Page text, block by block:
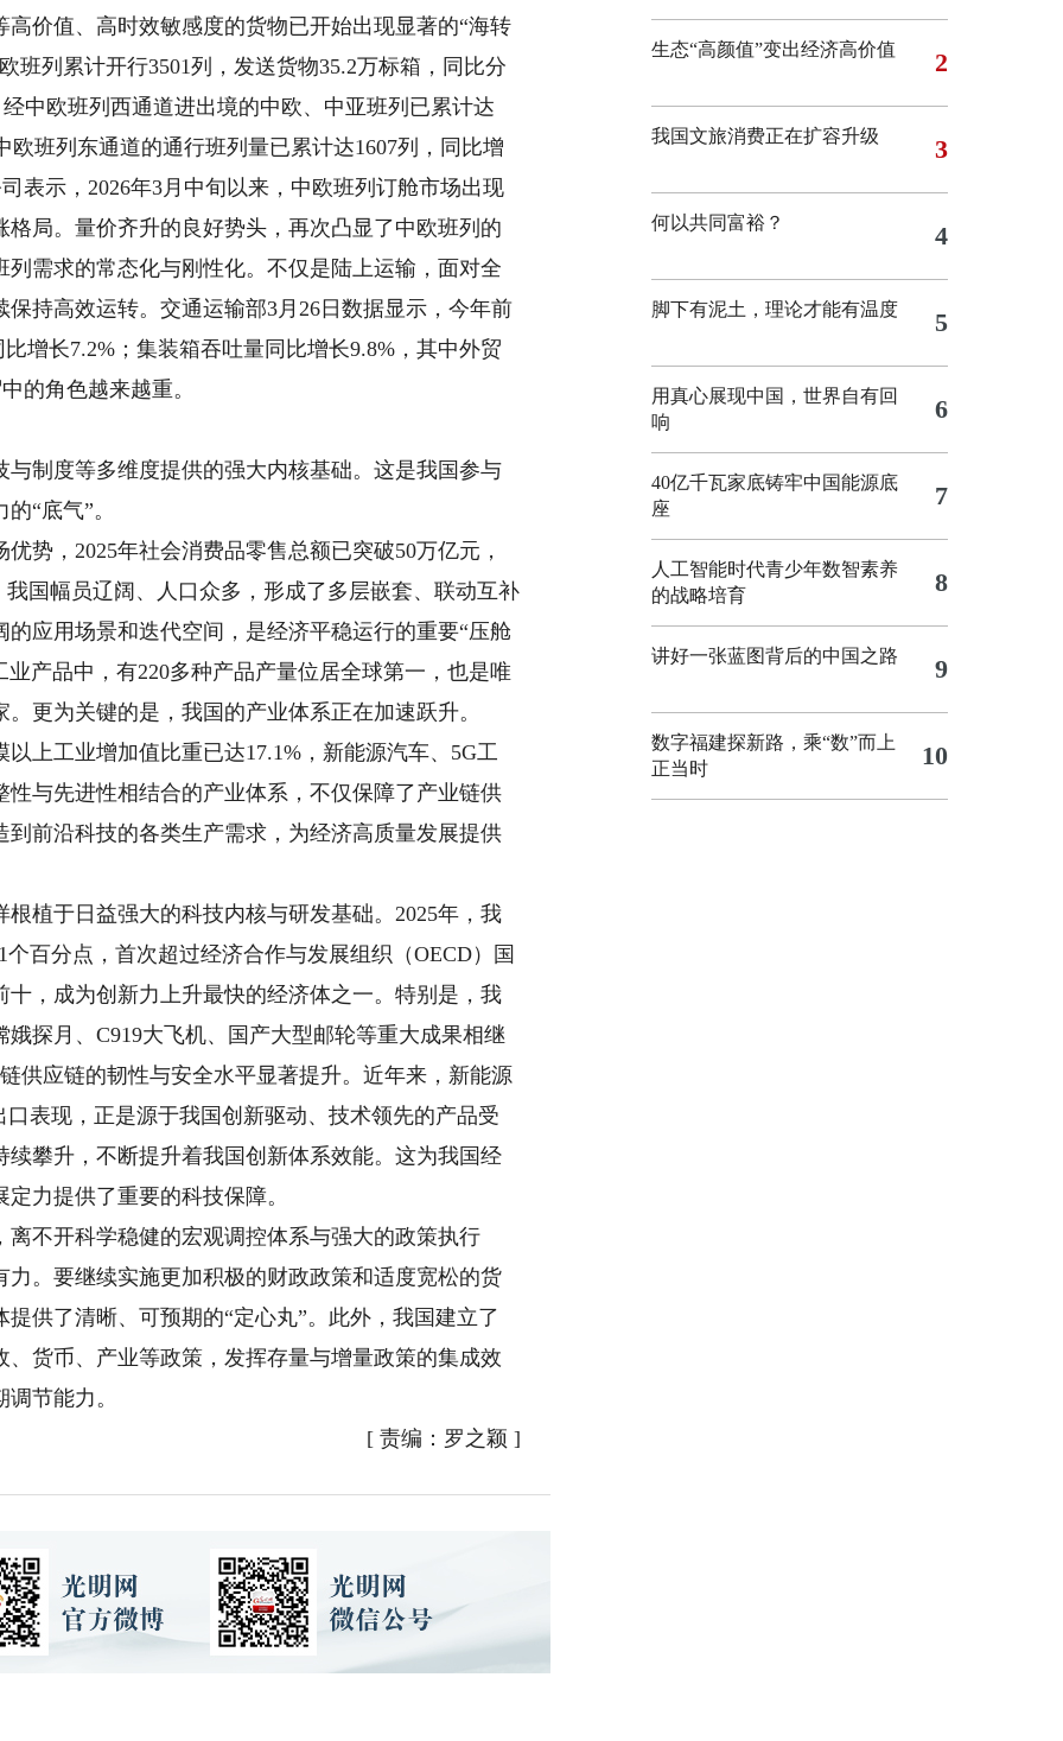
价值、高时效敏感度的货物已开始出现显著的“海转
列累计开行3501列，发送货物35.2万标箱，同比分
中欧班列西通道进出境的中欧、中亚班列已累计达
欧班列东通道的通行班列量已累计达1607列，同比增
表示，2026年3月中旬以来，中欧班列订舱市场出现
局。量价齐升的良好势头，再次凸显了中欧班列的
需求的常态化与刚性化。不仅是陆上运输，面对全
持高效运转。交通运输部3月26日数据显示，今年前
增长7.2%；集装箱吞吐量同比增长9.8%，其中外贸
的角色越来越重。
度等多维度提供的强大内核基础。这是我国参与
“底气”。
，2025年社会消费品零售总额已突破50万亿元，
国幅员辽阔、人口众多，形成了多层嵌套、联动互补
应用场景和迭代空间，是经济平稳运行的重要“压舱
产品中，有220多种产品产量位居全球第一，也是唯
更为关键的是，我国的产业体系正在加速跃升。
上工业增加值比重已达17.1%，新能源汽车、5G工
与先进性相结合的产业体系，不仅保障了产业链供
前沿科技的各类生产需求，为经济高质量发展提供
于日益强大的科技内核与研发基础。2025年，我
百分点，首次超过经济合作与发展组织（OECD）国
，成为创新力上升最快的经济体之一。特别是，我
探月、C919大飞机、国产大型邮轮等重大成果相继
供应链的韧性与安全水平显著提升。近年来，新能源
表现，正是源于我国创新驱动、技术领先的产品受
攀升，不断提升着我国创新体系效能。这为我国经
力提供了重要的科技保障。
开科学稳健的宏观调控体系与强大的政策执行
。要继续实施更加积极的财政政策和适度宽松的货
供了清晰、可预期的“定心丸”。此外，我国建立了
货币、产业等政策，发挥存量与增量政策的集成效
节能力。
[ 责编：罗之颖 ]
生态“高颜值”变出经济高价值 2
我国文旅消费正在扩容升级 3
何以共同富裕？ 4
脚下有泥土，理论才能有温度 5
用真心展现中国，世界自有回
响
6
40亿千瓦家底铸牢中国能源底
座
7
人工智能时代青少年数智素养
的战略培育
8
讲好一张蓝图背后的中国之路 9
数字福建探新路，乘“数”而上
正当时
10